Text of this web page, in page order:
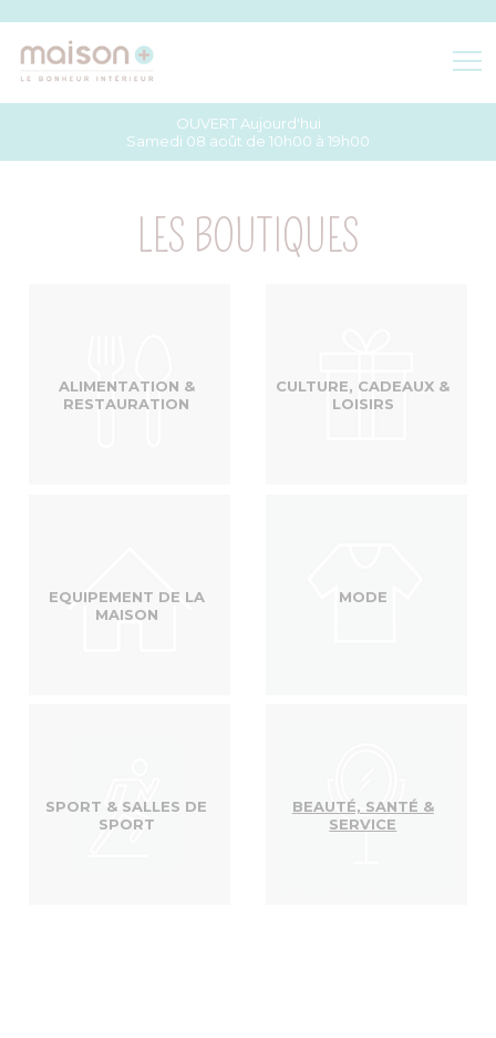
OUVERT Aujourd'hui
Samedi 08 août de 10h00 à 19h00
LES BOUTIQUES
ALIMENTATION &
RESTAURATION
CULTURE, CADEAUX &
LOISIRS
EQUIPEMENT DE LA
MAISON
MODE
SPORT & SALLES DE
SPORT
BEAUTÉ, SANTÉ &
SERVICE